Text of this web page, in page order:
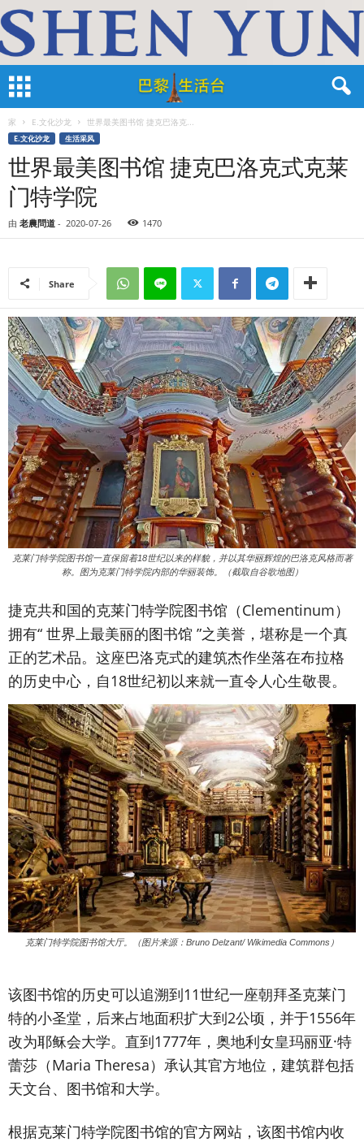
家 E.文化沙龙 世界最美图书馆 捷克巴洛克...
E.文化沙龙 生活采风
世界最美图书馆 捷克巴洛克式克莱
门特学院
由 老農問道 - 2020-07-26 1470
Share
克莱门特学院图书馆一直保留着18世纪以来的样貌，并以其华丽辉煌的巴洛克风格而著
称。图为克莱门特学院内部的华丽装饰。（截取自谷歌地图）
捷克共和国的克莱门特学院图书馆（Clementinum）
拥有“ 世界上最美丽的图书馆 ”之美誉，堪称是一个真
正的艺术品。这座巴洛克式的建筑杰作坐落在布拉格
的历史中心，自18世纪初以来就一直令人心生敬畏。
克莱门特学院图书馆大厅。（图片来源：Bruno Delzant/ Wikimedia Commons）
该图书馆的历史可以追溯到11世纪一座朝拜圣克莱门
特的小圣堂，后来占地面积扩大到2公顷，并于1556年
改为耶稣会大学。直到1777年，奥地利女皇玛丽亚·特
蕾莎（Maria Theresa）承认其官方地位，建筑群包括
天文台、图书馆和大学。
根据克莱门特学院图书馆的官方网站，该图书馆内收